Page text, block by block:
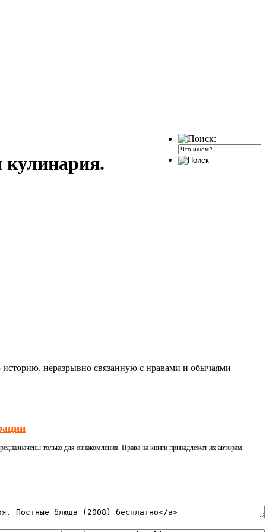
кулинария.
неразрывно связанную с нравами и обычаями
только для ознакомления. Права на книги принадлежат их авторам.